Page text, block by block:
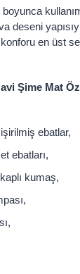
boyunca
deseni
en üst
Şime Mat
ebatlar,
ebatları,
kumaş,